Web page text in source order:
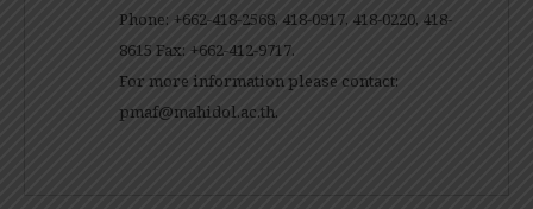
Phone: +662-418-2568, 418-0917, 418-0220, 418-
8615 Fax: +662-412-9717.
For more information please contact:
pmaf@mahidol.ac.th.